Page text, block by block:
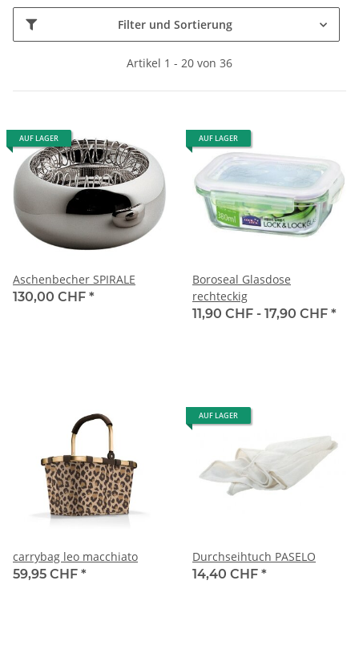
Filter und Sortierung
Artikel 1 - 20 von 36
AUF LAGER
Aschenbecher SPIRALE
130,00 CHF *
AUF LAGER
Boroseal Glasdose
rechteckig
11,90 CHF - 17,90 CHF *
carrybag leo macchiato
59,95 CHF *
AUF LAGER
Durchseihtuch PASELO
14,40 CHF *